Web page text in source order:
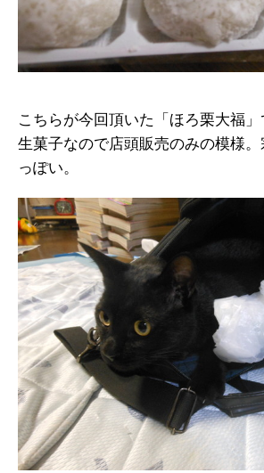
こちらが今回頂いた「ほろ栗大福」
生菓子なので店頭販売のみの模様
っぽい。